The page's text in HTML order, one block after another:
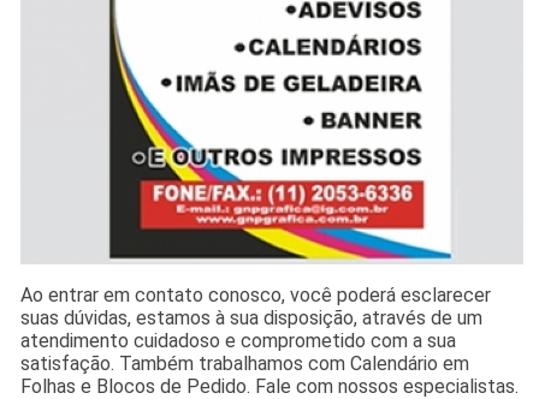
Ao entrar em contato conosco, você poderá esclarecer
suas dúvidas, estamos à sua disposição, através de um
atendimento cuidadoso e comprometido com a sua
satisfação. Também trabalhamos com Calendário em
Folhas e Blocos de Pedido. Fale com nossos especialistas.